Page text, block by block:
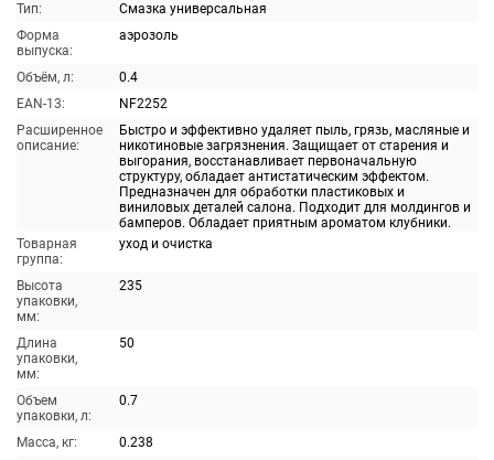
Тип:
Смазка универсальная
Форма
выпуска:
аэрозоль
Объём, л:
0.4
EAN-13:
NF2252
Расширенное
описание:
Быстро и эффективно удаляет пыль, грязь, масляные и
никотиновые загрязнения. Защищает от старения и
выгорания, восстанавливает первоначальную
структуру, обладает антистатическим эффектом.
Предназначен для обработки пластиковых и
виниловых деталей салона. Подходит для молдингов и
бамперов. Обладает приятным ароматом клубники.
Товарная
группа:
уход и очистка
Высота
упаковки,
мм:
235
Длина
упаковки,
мм:
50
Объем
упаковки, л:
0.7
Масса, кг:
0.238